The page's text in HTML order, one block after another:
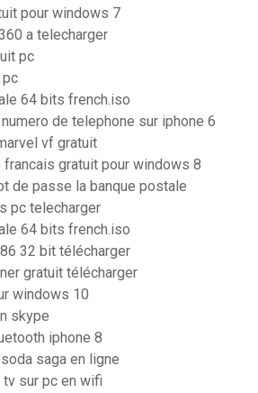
pour windows 7
a telecharger
pc
pc
64 bits french.iso
de telephone sur iphone 6
vf gratuit
gratuit pour windows 8
de passe la banque postale
pc telecharger
64 bits french.iso
32 bit télécharger
gratuit télécharger
windows 10
skype
iphone 8
saga en ligne
tv sur pc en wifi